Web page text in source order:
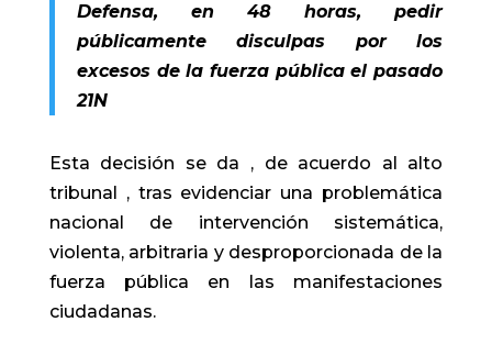
Defensa, en 48 horas, pedir
públicamente disculpas por los
excesos de la fuerza pública el pasado
21N
Esta decisión se da , de acuerdo al alto
tribunal , tras evidenciar una problemática
nacional de intervención sistemática,
violenta, arbitraria y desproporcionada de la
fuerza pública en las manifestaciones
ciudadanas.